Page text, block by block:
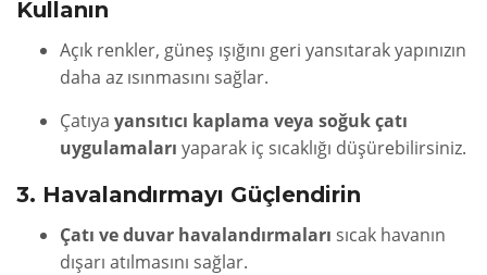
Kullanın
Açık renkler, güneş ışığını geri yansıtarak yapınızın
daha az ısınmasını sağlar.
Çatıya yansıtıcı kaplama veya soğuk çatı
uygulamaları yaparak iç sıcaklığı düşürebilirsiniz.
3. Havalandırmayı Güçlendirin
Çatı ve duvar havalandırmaları sıcak havanın
dışarı atılmasını sağlar.